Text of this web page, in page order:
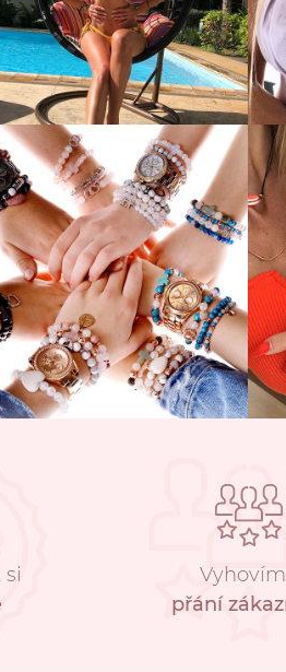
přání